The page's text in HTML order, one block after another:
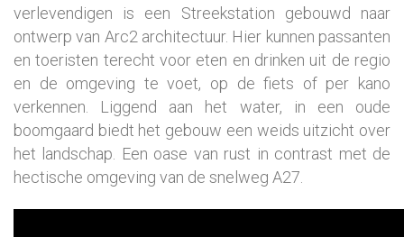
verlevendigen is een Streekstation gebouwd naar
ontwerp van Arc2 architectuur. Hier kunnen passanten
en toeristen terecht voor eten en drinken uit de regio
en de omgeving te voet, op de fiets of per kano
verkennen. Liggend aan het water, in een oude
boomgaard biedt het gebouw een weids uitzicht over
het landschap. Een oase van rust in contrast met de
hectische omgeving van de snelweg A27.